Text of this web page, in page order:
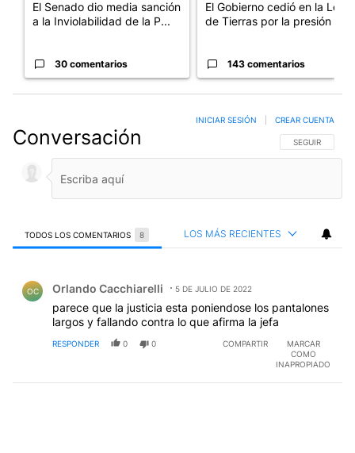
El Senado dio media sanción
a la Inviolabilidad de la P...
30 comentarios
El Gobierno cedió en la Ley
de Tierras por la presión d...
143 comentarios
Conversación SIGA ESTA
SEGUIR
INICIAR SESIÓN CREAR CUENTA
TODOS LOS COMENTARIOS 8 LOS MÁS RECIENTES
OC Orlando Cacchiarelli 5 DE JULIO DE 2022
parece que la justicia esta poniendose los pantalones
largos y fallando contra lo que afirma la jefa
RESPONDER 0 0 COMPARTIR
MARCAR
COMO
INAPROPIADO